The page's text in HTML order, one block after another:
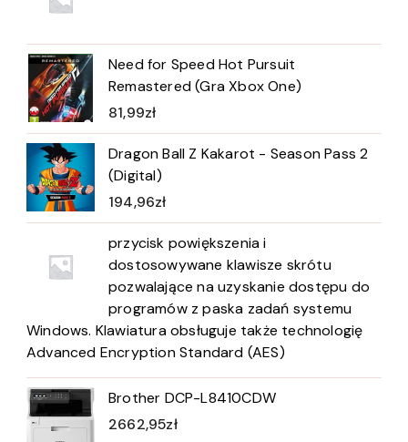
Need for Speed Hot Pursuit
Remastered (Gra Xbox One)
81,99zł
Dragon Ball Z Kakarot - Season Pass 2
(Digital)
194,96zł
przycisk powiększenia i
dostosowywane klawisze skrótu
pozwalające na uzyskanie dostępu do
programów z paska zadań systemu
Windows. Klawiatura obsługuje także technologię
Advanced Encryption Standard (AES)
Brother DCP-L8410CDW
2662,95zł